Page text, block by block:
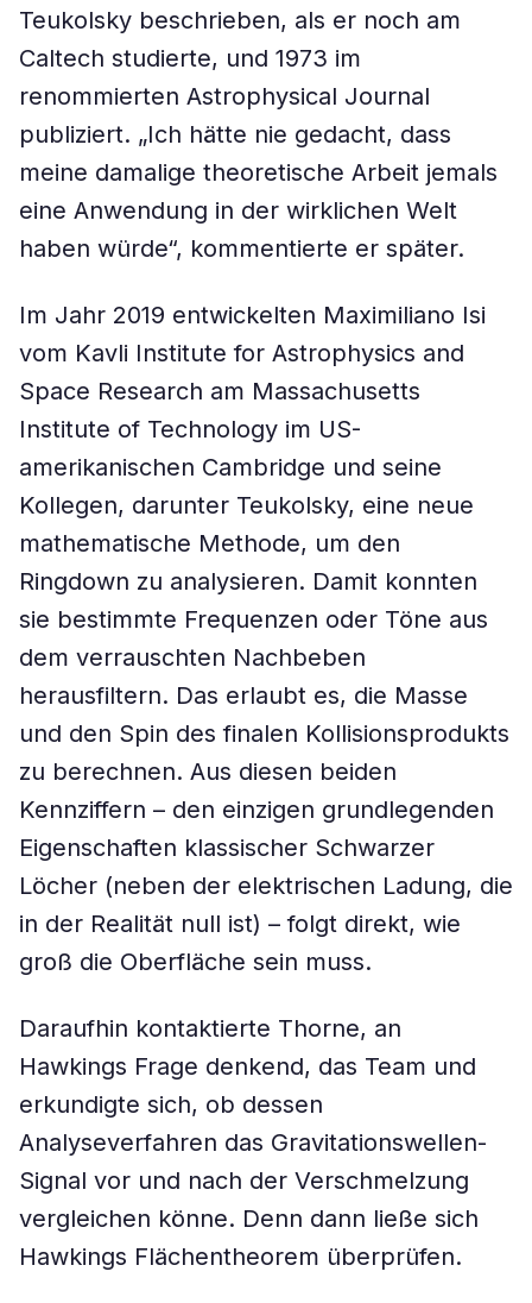
Teukolsky beschrieben, als er noch am
Caltech studierte, und 1973 im
renommierten Astrophysical Journal
publiziert. „Ich hätte nie gedacht, dass
meine damalige theoretische Arbeit jemals
eine Anwendung in der wirklichen Welt
haben würde“, kommentierte er später.
Im Jahr 2019 entwickelten Maximiliano Isi
vom Kavli Institute for Astrophysics and
Space Research am Massachusetts
Institute of Technology im US-
amerikanischen Cambridge und seine
Kollegen, darunter Teukolsky, eine neue
mathematische Methode, um den
Ringdown zu analysieren. Damit konnten
sie bestimmte Frequenzen oder Töne aus
dem verrauschten Nachbeben
herausfiltern. Das erlaubt es, die Masse
und den Spin des finalen Kollisionsprodukts
zu berechnen. Aus diesen beiden
Kennziffern – den einzigen grundlegenden
Eigenschaften klassischer Schwarzer
Löcher (neben der elektrischen Ladung, die
in der Realität null ist) – folgt direkt, wie
groß die Oberfläche sein muss.
Daraufhin kontaktierte Thorne, an
Hawkings Frage denkend, das Team und
erkundigte sich, ob dessen
Analyseverfahren das Gravitationswellen-
Signal vor und nach der Verschmelzung
vergleichen könne. Denn dann ließe sich
Hawkings Flächentheorem überprüfen.